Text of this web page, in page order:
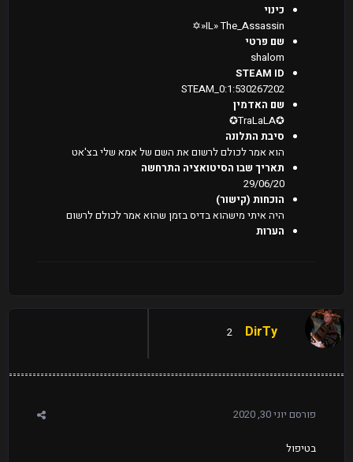
כינוי
IL» The_Assassin«✡
שם פרטי
shalom
STEAM ID
STEAM_0:1:530267202
שם האדמין
✪TraLaLA✪
סיבת התלונה
הוא אמר לכולם לרשום את השם של אמא שלי בצ'אט
תאריך שבו הסיטואציה התרחשה
29/06/20
הוכחות (קישור)
היה איתי מישהוא בדיס בזמן שהוא אמר לכולם לרשום
הערות
DirTy
2
פורסם יוני 30, 2020
בטיפול